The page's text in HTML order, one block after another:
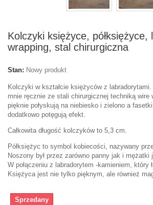
Kolczyki księżyce,
wrapping, stal chirurgiczna
Stan: Nowy produkt
Kolczyki w kształcie księżyców z
mnie ręcznie ze stali chirurgicznej techniką wire
pięknie połyskują na niebiesko i zielono a
dodatkowo potęgują efekt.
Całkowita długość kolczyków to 5,3 cm.
Półksiężyc to symbol kobiecości, nazywany
Noszony był przez zarówno panny jak i mężatki
W połączeniu z labradorytem -kamieniem, który
Księżyca jest nie tylko pięknym, ale również
Sprzedany